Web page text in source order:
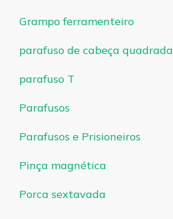
Grampo ferramenteiro
parafuso de cabeça quadrada
parafuso T
Parafusos
Parafusos e Prisioneiros
Pinça magnética
Porca sextavada